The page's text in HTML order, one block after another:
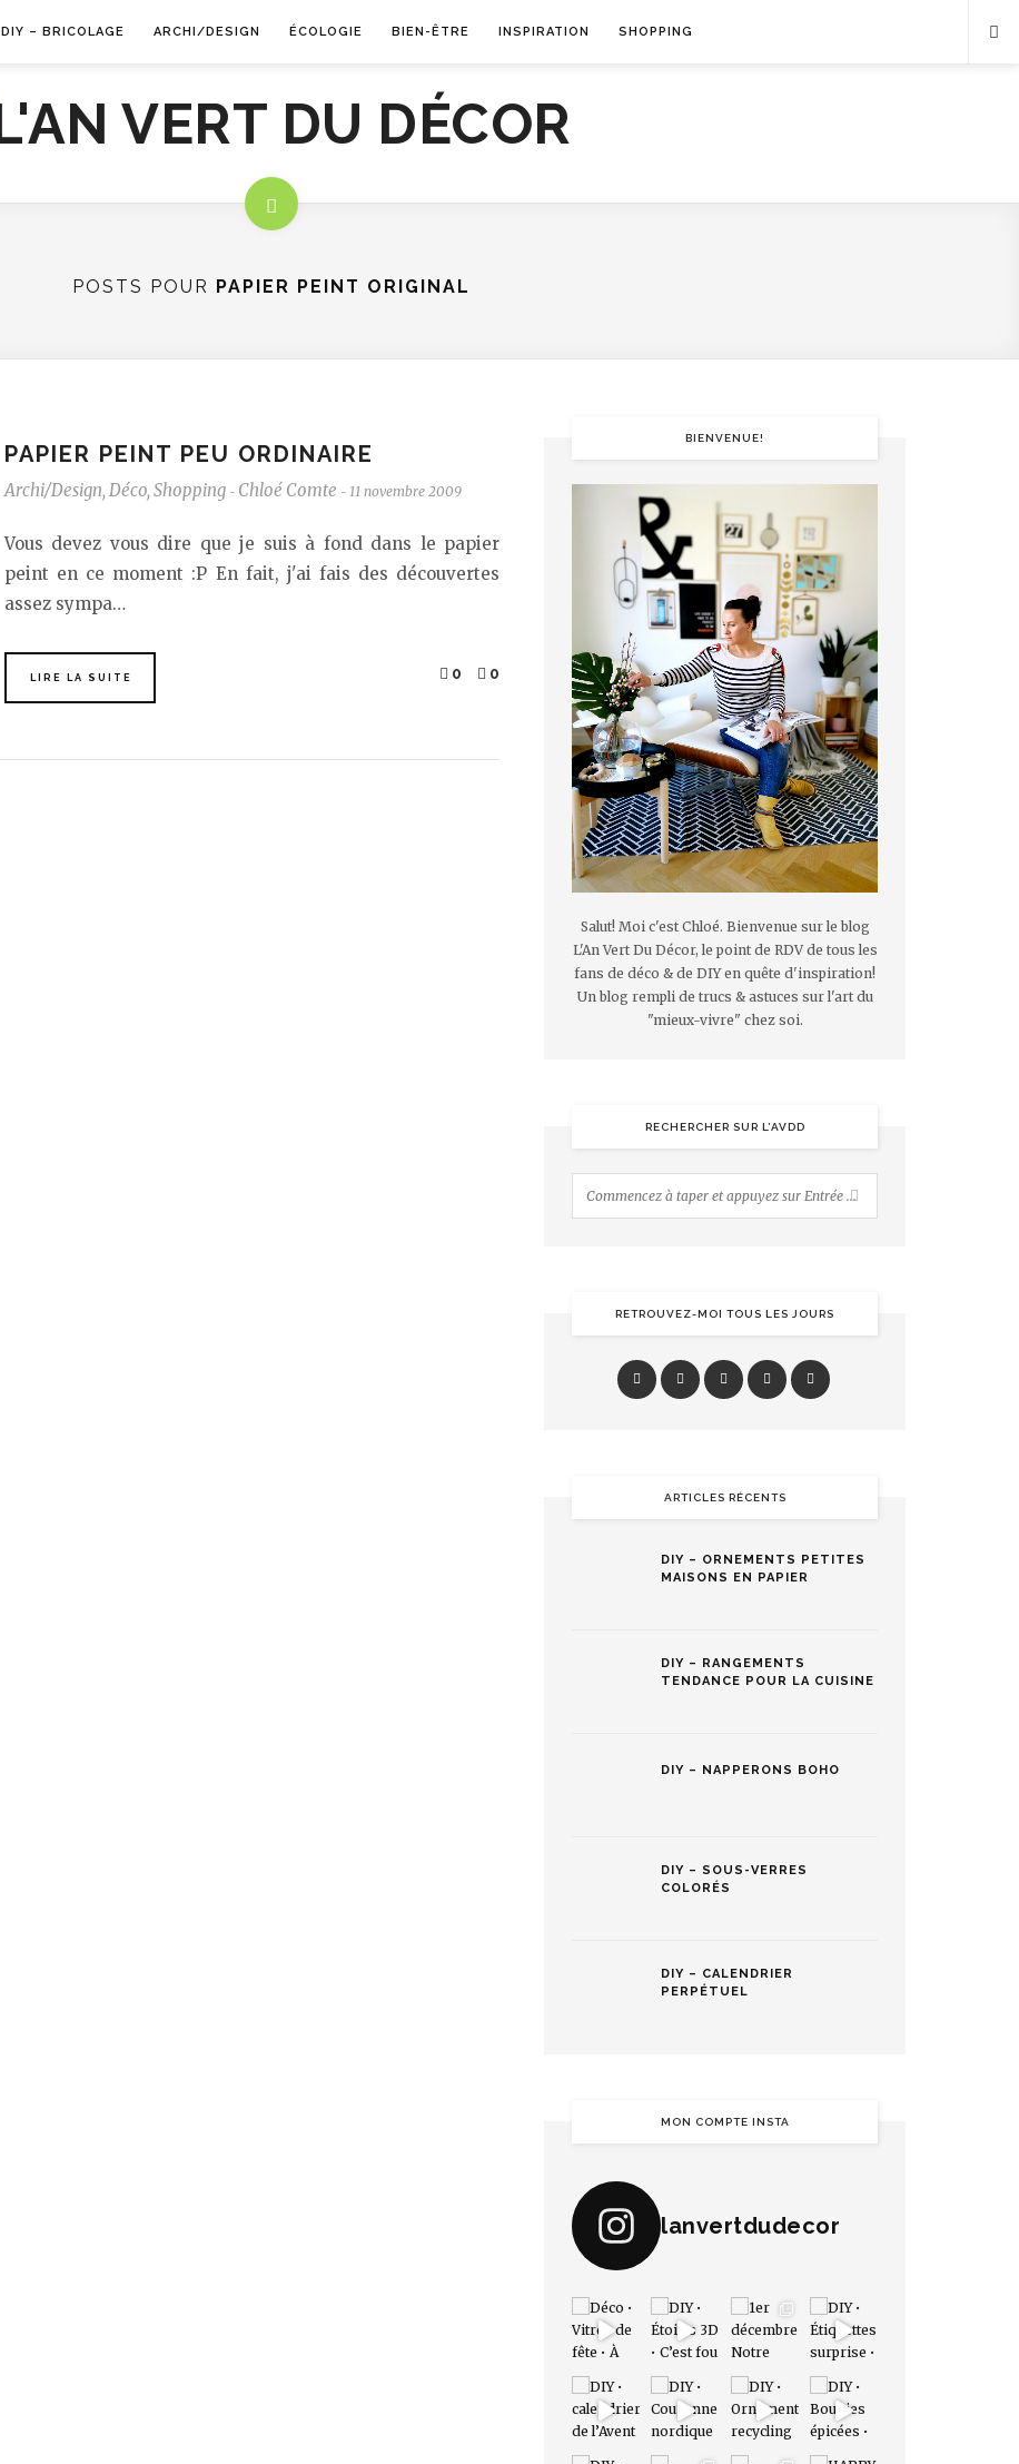
DIY – BRICOLAGE ARCHI/DESIGN ÉCOLOGIE BIEN-ÊTRE INSPIRATION SHOPPING
POSTS POUR PAPIER PEINT ORIGINAL
PAPIER PEINT PEU ORDINAIRE
Archi/Design, Déco, Shopping - Chloé Comte - 11 novembre 2009
Vous devez vous dire que je suis à fond dans le papier
peint en ce moment :P En fait, j'ai fais des découvertes
assez sympa…
LIRE LA SUITE 0 0
BIENVENUE!
Salut! Moi c'est Chloé. Bienvenue sur le blog
L'An Vert Du Décor, le point de RDV de tous les
fans de déco & de DIY en quête d'inspiration!
Un blog rempli de trucs & astuces sur l'art du
"mieux-vivre" chez soi.
RECHERCHER SUR L’AVDD
RETROUVEZ-MOI TOUS LES JOURS
ARTICLES RÉCENTS
DIY – ORNEMENTS PETITES
MAISONS EN PAPIER
DIY – RANGEMENTS
TENDANCE POUR LA CUISINE
DIY – NAPPERONS BOHO
DIY – SOUS-VERRES
COLORÉS
DIY – CALENDRIER
PERPÉTUEL
MON COMPTE INSTA
lanvertdudecor